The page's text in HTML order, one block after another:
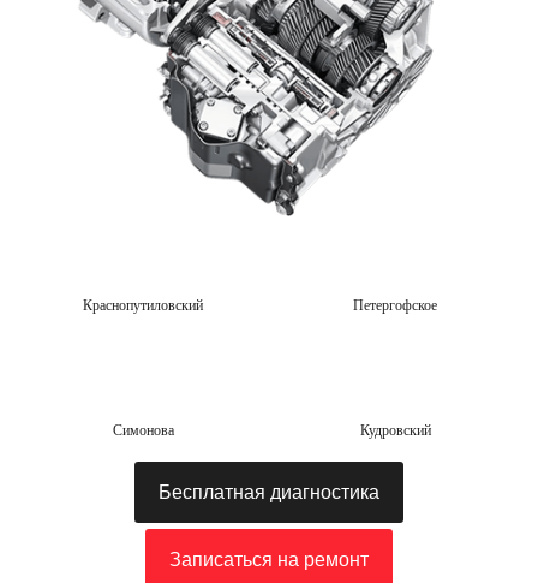
Краснопутиловский Петергофское
Симонова Кудровский
Бесплатная диагностика
Записаться на ремонт